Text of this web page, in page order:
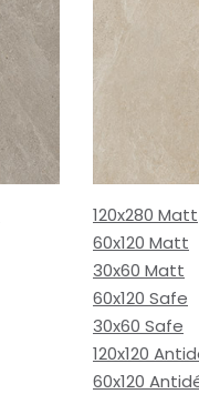
120x280 Matt
60x120 Matt
30x60 Matt
60x120 Safe
30x60 Safe
120x120
60x120